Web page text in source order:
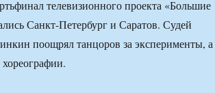
телевизионного проекта «Большие
Санкт-Петербург и Саратов. Судей
поощрял танцоров за эксперименты, а